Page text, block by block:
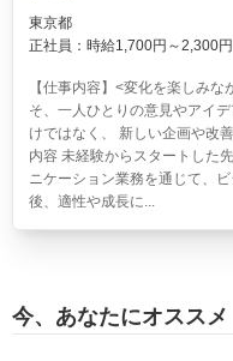
東京都
正社員：時給1,700円～2,300円
【仕事内容】<変化を楽しみ
そ、一人ひとりの意見やアイ
けではなく、 新しい企画や改
内容 未経験からスタートした
ニケーション業務を通じて、
後、適性や成長に...
今、あなたにオススメ